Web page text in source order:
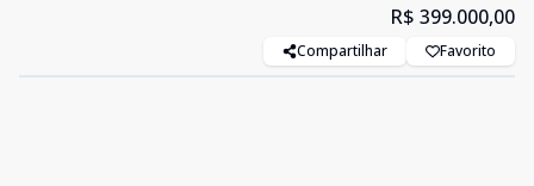
R$ 399.000,00
Compartilhar Favorito